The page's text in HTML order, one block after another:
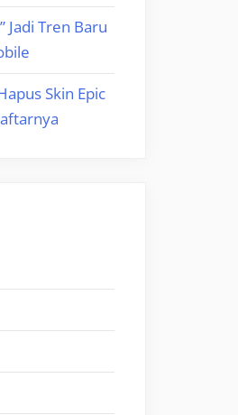
Jadi Tren Baru
Skin Epic